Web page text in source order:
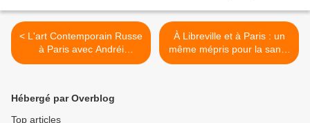
< L'art Contemporain Russe
à Paris avec Andréi
Molodkin ...
À Libreville et à Paris : un
même mépris pour la santé
publique et son personnel >
Hébergé par Overblog
Top articles